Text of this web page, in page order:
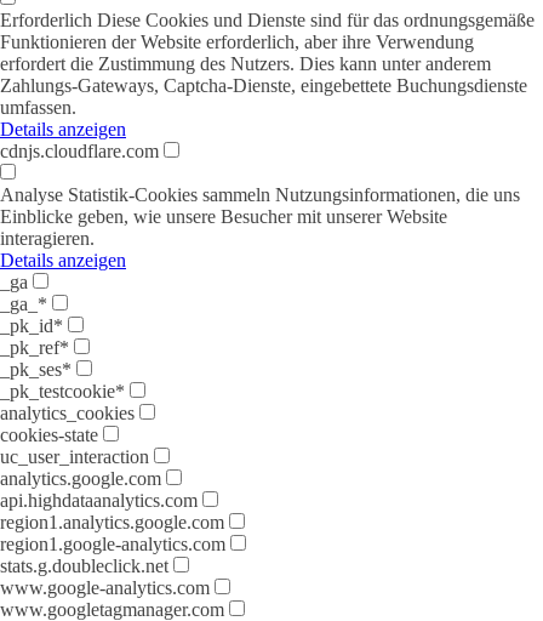
Erforderlich Diese Cookies und Dienste sind für das ordnungsgemäße
Funktionieren der Website erforderlich, aber ihre Verwendung
erfordert die Zustimmung des Nutzers. Dies kann unter anderem
Zahlungs-Gateways, Captcha-Dienste, eingebettete Buchungsdienste
umfassen.
Details anzeigen
cdnjs.cloudflare.com
Analyse Statistik-Cookies sammeln Nutzungsinformationen, die uns
Einblicke geben, wie unsere Besucher mit unserer Website
interagieren.
Details anzeigen
_ga
_ga_*
_pk_id*
_pk_ref*
_pk_ses*
_pk_testcookie*
analytics_cookies
cookies-state
uc_user_interaction
analytics.google.com
api.highdataanalytics.com
region1.analytics.google.com
region1.google-analytics.com
stats.g.doubleclick.net
www.google-analytics.com
www.googletagmanager.com